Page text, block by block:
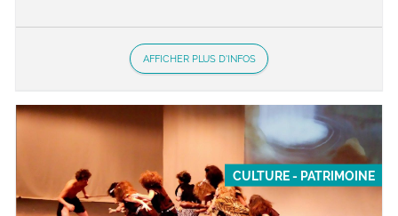
AFFICHER PLUS D'INFOS
CULTURE - PATRIMOINE